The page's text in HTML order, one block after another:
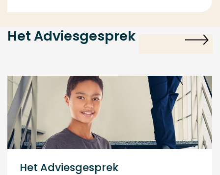
Het Adviesgesprek
Het Adviesgesprek